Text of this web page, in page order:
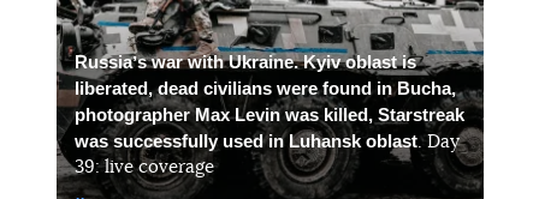
Russiaʼs war with Ukraine. Kyiv oblast is
liberated, dead civilians were found in Bucha,
photographer Max Levin was killed, Starstreak
was successfully used in Luhansk oblast. Day
39: live coverage